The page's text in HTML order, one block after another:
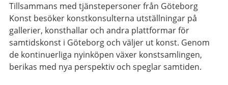
Tillsammans med tjänstepersoner från Göteborg
Konst besöker konstkonsulterna utställningar på
gallerier, konsthallar och andra plattformar för
samtidskonst i Göteborg och väljer ut konst. Genom
de kontinuerliga nyinköpen växer konstsamlingen,
berikas med nya perspektiv och speglar samtiden.